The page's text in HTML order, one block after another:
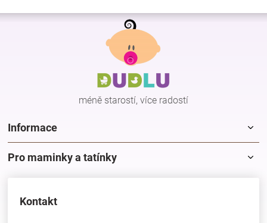
Z
méně starostí, více radostí
Informace
Pro maminky a tatínky
Kontakt